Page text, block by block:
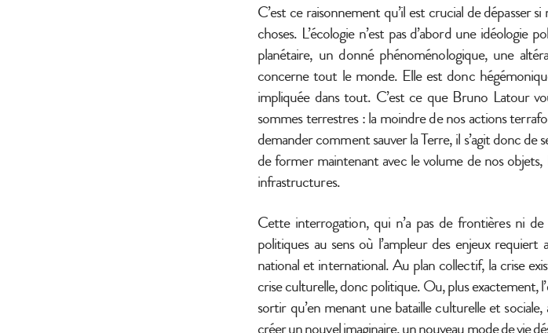
C’est ce raisonnement qu’il est crucial de dépasser
choses. L’écologie n’est pas d’abord une idéologie
planétaire, un donné phénoménologique, une
concerne tout le monde. Elle est donc
impliquée dans tout. C’est ce que Bruno Latour
sommes terrestres : la moindre de nos actions
demander comment sauver la Terre, il s’agit donc
de former maintenant avec le volume de nos objets,
infrastructures.
Cette interrogation, qui n’a pas de frontières ni de
politiques au sens où l’ampleur des enjeux requiert
national et international. Au plan collectif, la crise
crise culturelle, donc politique. Ou, plus exactement,
sortir qu’en menant une bataille culturelle et